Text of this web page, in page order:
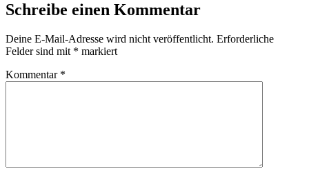
Schreibe einen Kommentar
Deine E-Mail-Adresse wird nicht veröffentlicht. Erforderliche
Felder sind mit * markiert
Kommentar *